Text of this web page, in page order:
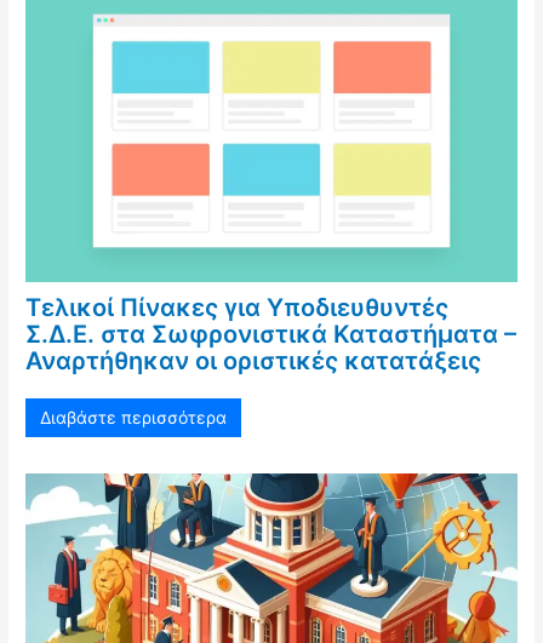
Τελικοί Πίνακες για Υποδιευθυντές
Σ.Δ.Ε. στα Σωφρονιστικά Καταστήματα –
Αναρτήθηκαν οι οριστικές κατατάξεις
Διαβάστε περισσότερα